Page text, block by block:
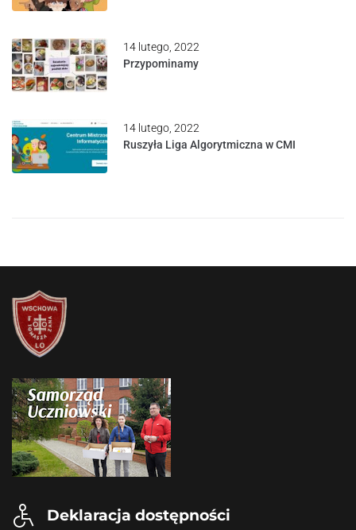
14 lutego, 2022
Przypominamy
14 lutego, 2022
Ruszyła Liga Algorytmiczna w CMI
Deklaracja dostępności